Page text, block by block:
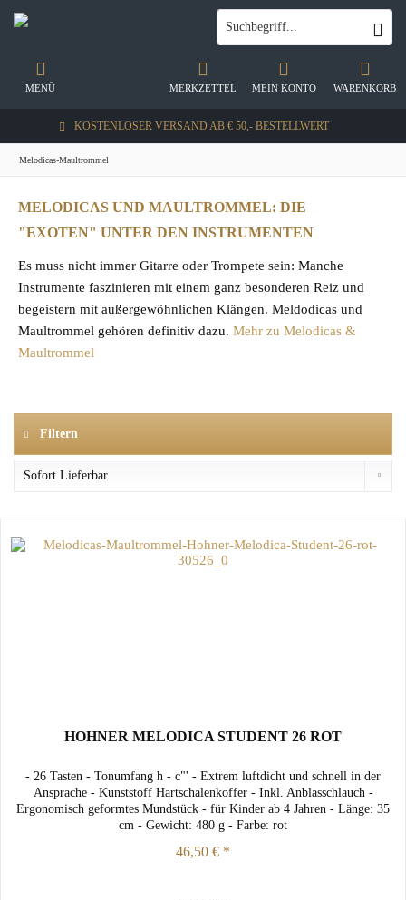
KOSTENLOSER VERSAND AB € 50,- BESTELLWERT
WARENKORB
MERKZETTEL MEIN KONTO
MENÜ
Melodicas-Maultrommel
MELODICAS UND MAULTROMMEL: DIE
"EXOTEN" UNTER DEN INSTRUMENTEN
Es muss nicht immer Gitarre oder Trompete sein: Manche
Instrumente faszinieren mit einem ganz besonderen Reiz und
begeistern mit außergewöhnlichen Klängen. Meldodicas und
Maultrommel gehören definitiv dazu. Mehr zu Melodicas &
Maultrommel
Filtern
HOHNER MELODICA STUDENT 26 ROT
- 26 Tasten - Tonumfang h - c"' - Extrem luftdicht und schnell in der
Ansprache - Kunststoff Hartschalenkoffer - Inkl. Anblasschlauch -
Ergonomisch geformtes Mundstück - für Kinder ab 4 Jahren - Länge: 35
cm - Gewicht: 480 g - Farbe: rot
46,50 € *